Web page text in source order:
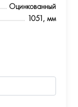
Оцинкованный
1051, мм